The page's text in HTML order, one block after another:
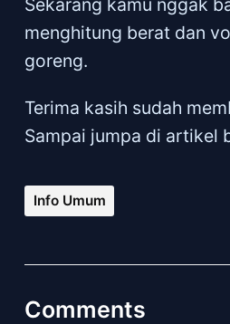
menghitung berat dan
goreng.
Terima kasih sudah
Sampai jumpa di artikel
Info Umum
Comments